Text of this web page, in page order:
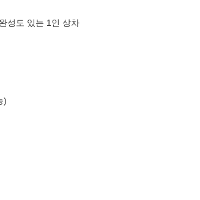
성도 있는 1인 상차
)